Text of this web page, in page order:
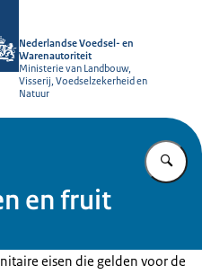
Nederlandse Voedsel- en
Warenautoriteit
Ministerie van Landbouw,
Visserij, Voedselzekerheid en
Natuur
en fruit
eisen die gelden voor de